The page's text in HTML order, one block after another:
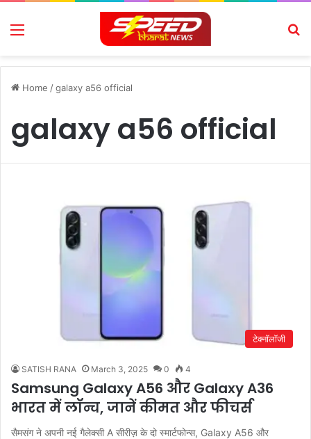
Menu
Home /galaxy a56 official
galaxy a56 official
टेक्नॉलॉजी
SATISH RANA March 3, 2025 0 4
Samsung Galaxy A56 और Galaxy A36
भारत में लॉन्च, जानें कीमत और फीचर्स
सैमसंग ने अपनी नई गैलेक्सी A सीरीज़ के दो स्मार्टफोन्स, Galaxy A56 और